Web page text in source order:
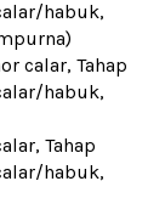
habuk,
calar, Tahap
habuk,
Tahap
habuk,